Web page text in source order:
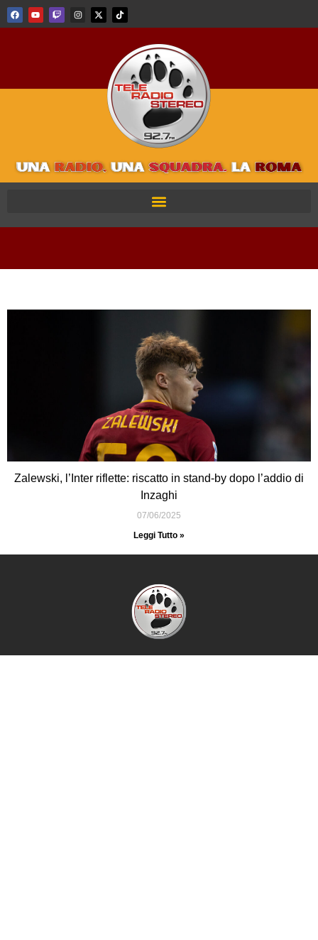
Zalewski, l’Inter riflette: riscatto in stand-by dopo l’addio di
Inzaghi
07/06/2025
Leggi Tutto »